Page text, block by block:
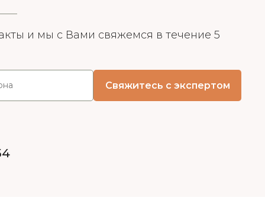
и мы с Вами свяжемся в течение 5